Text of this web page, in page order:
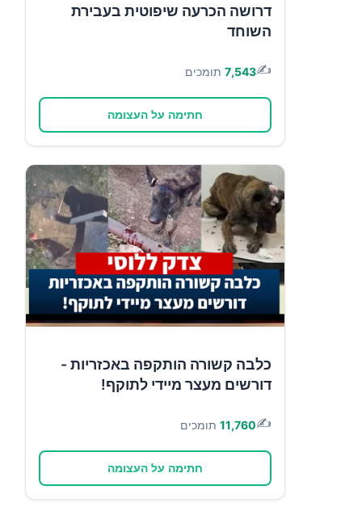
דרושה הכרעה שיפוטית בעבירת
השוחד
✍️
7,543 תומכים
חתימה על העצומה
כלבה קשורה הותקפה באכזריות -
דורשים מעצר מיידי לתוקף!
✍️
11,760 תומכים
חתימה על העצומה